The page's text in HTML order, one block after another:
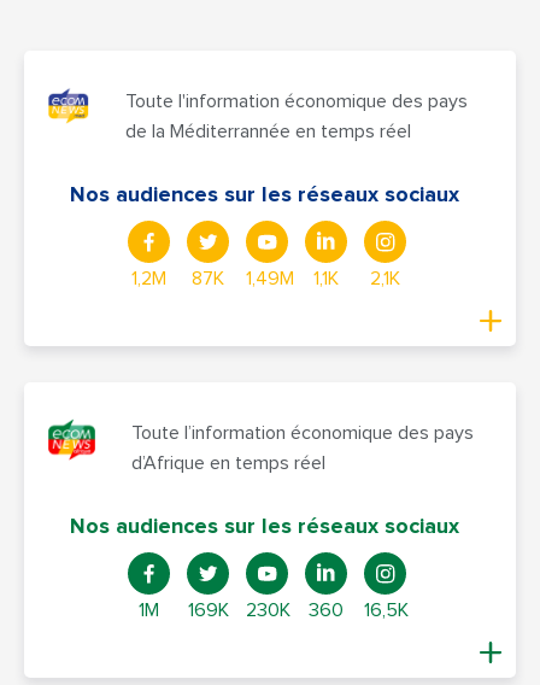
Toute l'information économique des pays
de la Méditerrannée en temps réel
Nos audiences sur les réseaux sociaux
1,2M 87K 1,49M 1,1K 2,1K
Toute l’information économique des pays
d’Afrique en temps réel
Nos audiences sur les réseaux sociaux
1M 169K 230K 360 16,5K